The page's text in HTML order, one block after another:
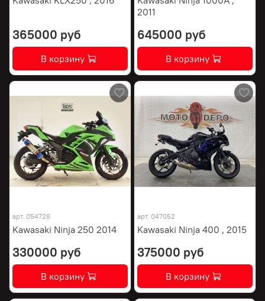
365000 руб
В корзину
2011
645000 руб
В корзину
арт. 054728
Kawasaki Ninja 250 2014
330000 руб
В корзину
арт. 047052
Kawasaki Ninja 400 , 2015
375000 руб
В корзину